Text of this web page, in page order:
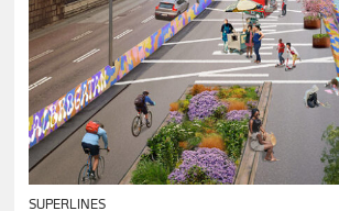
SUPERLINES